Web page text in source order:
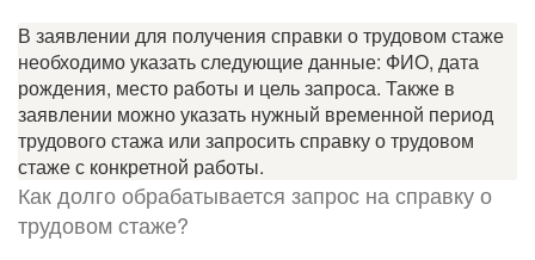
В заявлении для получения справки о трудовом стаже
необходимо указать следующие данные: ФИО, дата
рождения, место работы и цель запроса. Также в
заявлении можно указать нужный временной период
трудового стажа или запросить справку о трудовом
стаже с конкретной работы.
Как долго обрабатывается запрос на справку о
трудовом стаже?